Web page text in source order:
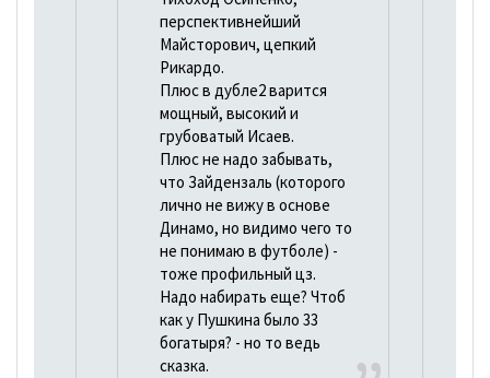
перспективнейший
Майсторович, цепкий
Рикардо.
Плюс в дубле2 варится
мощный, высокий и
грубоватый Исаев.
Плюс не надо забывать,
что Зайдензаль (которого
лично не вижу в основе
Динамо, но видимо чего то
не понимаю в футболе) -
тоже профильный цз.
Надо набирать еще? Чтоб
как у Пушкина было 33
богатыря? - но то ведь
сказка.